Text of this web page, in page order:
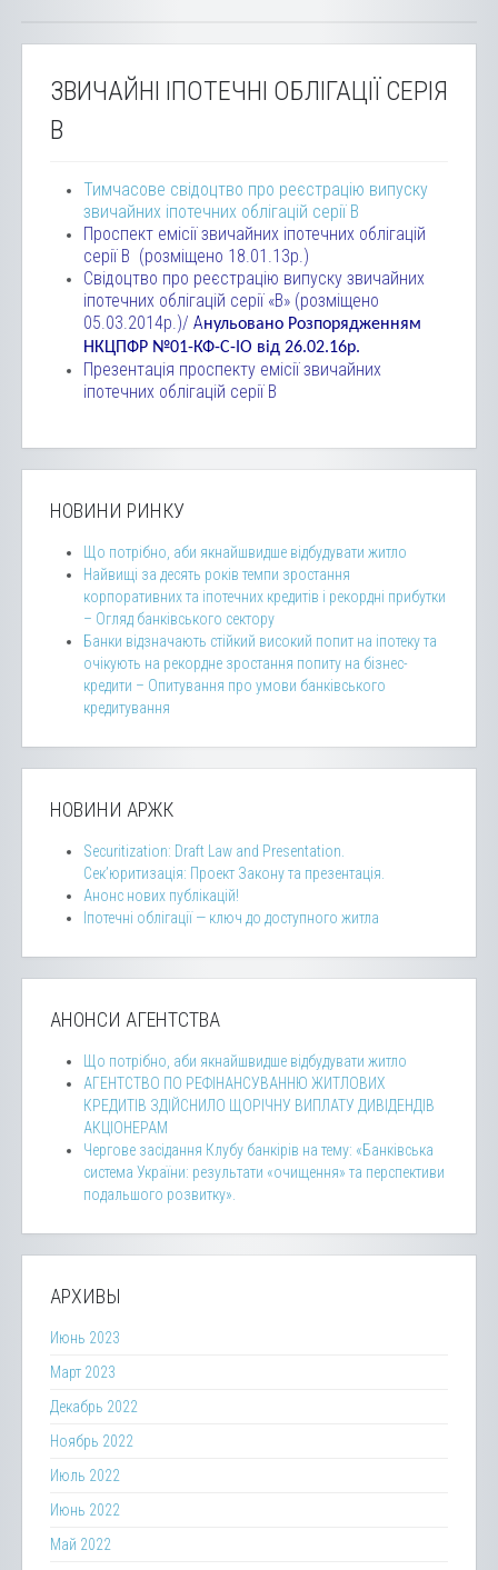
ЗВИЧАЙНІ ІПОТЕЧНІ ОБЛІГАЦІЇ СЕРІЯ
В
Тимчасове свідоцтво про реєстрацію випуску
звичайних іпотечних облігацій серії В
Проспект емісії звичайних іпотечних облігацій
серії B (розміщено 18.01.13р.)
Свідоцтво про реєстрацію випуску звичайних
іпотечних облігацій серії «B» (розміщено
05.03.2014р.)/ Анульовано Розпорядженням
НКЦПФР №01-КФ-С-ІО від 26.02.16р.
Презентація проспекту емісії звичайних
іпотечних облігацій серії B
НОВИНИ РИНКУ
Що потрібно, аби якнайшвидше відбудувати житло
Найвищі за десять років темпи зростання
корпоративних та іпотечних кредитів і рекордні прибутки
– Огляд банківського сектору
Банки відзначають стійкий високий попит на іпотеку та
очікують на рекордне зростання попиту на бізнес-
кредити – Опитування про умови банківського
кредитування
НОВИНИ АРЖК
Securitization: Draft Law and Presentation.
Сек’юритизація: Проект Закону та презентація.
Анонс нових публікацій!
Іпотечні облігації — ключ до доступного житла
АНОНСИ АГЕНТСТВА
Що потрібно, аби якнайшвидше відбудувати житло
АГЕНТСТВО ПО РЕФІНАНСУВАННЮ ЖИТЛОВИХ
КРЕДИТІВ ЗДІЙСНИЛО ЩОРІЧНУ ВИПЛАТУ ДИВІДЕНДІВ
АКЦІОНЕРАМ
Чергове засідання Клубу банкірів на тему: «Банківська
система України: результати «очищення» та перспективи
подальшого розвитку».
АРХИВЫ
Июнь 2023
Март 2023
Декабрь 2022
Ноябрь 2022
Июль 2022
Июнь 2022
Май 2022